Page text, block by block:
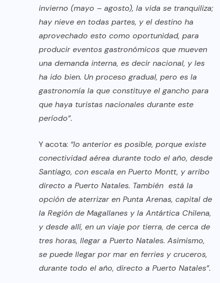
invierno (mayo – agosto), la vida se tranquiliza;
hay nieve en todas partes, y el destino ha
aprovechado esto como oportunidad, para
producir eventos gastronómicos que mueven
una demanda interna, es decir nacional, y les
ha ido bien. Un proceso gradual, pero es la
gastronomía la que constituye el gancho para
que haya turistas nacionales durante este
período”.
Y acota: “lo anterior es posible, porque existe
conectividad aérea durante todo el año, desde
Santiago, con escala en Puerto Montt, y arribo
directo a Puerto Natales. También está la
opción de aterrizar en Punta Arenas, capital de
la Región de Magallanes y la Antártica Chilena,
y desde allí, en un viaje por tierra, de cerca de
tres horas, llegar a Puerto Natales. Asimismo,
se puede llegar por mar en ferries y cruceros,
durante todo el año, directo a Puerto Natales”.